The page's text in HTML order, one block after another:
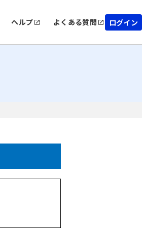
ヘルプ よくある質問 ログイン